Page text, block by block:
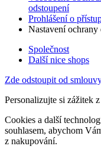
odstoupení
Prohlášení o
Nastavení ochrany
Společnost
Další nice shops
Zde odstoupit od
Personalizujte si zážitek
Cookies a další
souhlasem, abychom
z nakupování.